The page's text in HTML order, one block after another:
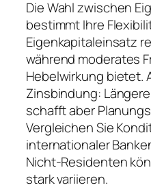
Die Wahl zwischen
bestimmt Ihre
Eigenkapitaleinsatz
während moderates
Hebelwirkung bietet.
Zinsbindung:
schafft aber
Vergleichen Sie
internationaler
Nicht‑Residenten
stark variieren.